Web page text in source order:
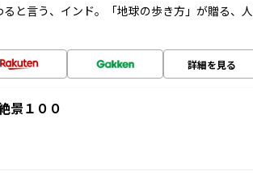
と言う、インド。「地球の歩き方」が贈る、人
詳細を見る
景１００